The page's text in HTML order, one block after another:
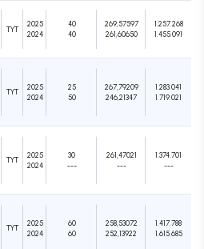
TYT
2025
2024
40
40
269,57597
261,60650
1.257.268
1.455.091
TYT
2025
2024
25
50
267,79209
246,21347
1.283.041
1.719.021
TYT
2025
2024
30
---
261,47021
---
1.374.701
---
TYT
2025
2024
60
60
258,53072
252,13922
1.417.788
1.615.685